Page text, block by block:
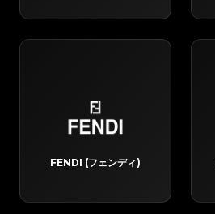
FENDI (フェンディ)